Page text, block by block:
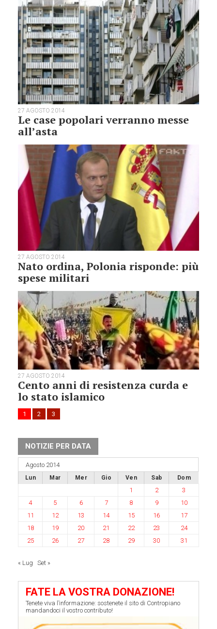
27 AGOSTO 2014
Le case popolari verranno messe
all’asta
27 AGOSTO 2014
Nato ordina, Polonia risponde: più
spese militari
27 AGOSTO 2014
Cento anni di resistenza curda e
lo stato islamico
1 2 3
NOTIZIE PER DATA
Agosto 2014
Lun Mar Mer Gio Ven Sab Dom
1 2
3
4
5 6 7 8 9
10
11
12 13 14 15 16
17
18
19 20 21 22 23
24
25
26 27 28 29 30 31
« Lug Set »
FATE LA VOSTRA DONAZIONE!
Tenete viva l’informazione: sostenete il sito di Contropiano
mandandoci il vostro contributo!